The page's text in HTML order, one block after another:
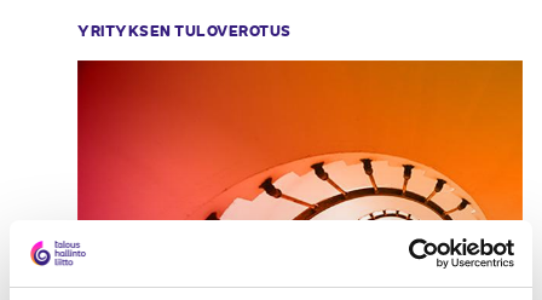
YRITYKSEN TULOVEROTUS